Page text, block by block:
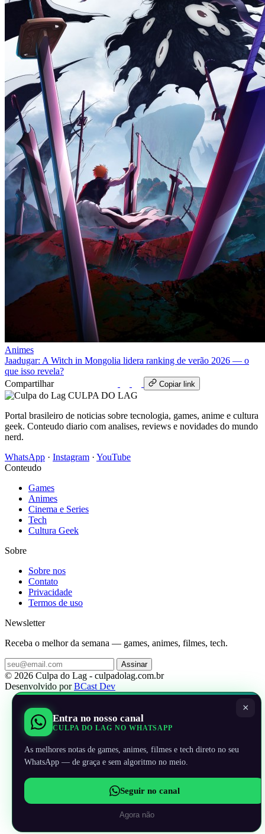
Animes
Jaadugar: A Witch in Mongolia lidera ranking de verão 2026 — o
que isso revela?
Compartilhar
Copiar link
CULPA DO LAG
Portal brasileiro de noticias sobre tecnologia, games, anime e cultura
geek. Conteudo diario com analises, reviews e novidades do mundo
nerd.
WhatsApp · Instagram · YouTube
Conteudo
Games
Animes
Cinema e Series
Tech
Cultura Geek
Sobre
Sobre nos
Contato
Privacidade
Termos de uso
Newsletter
Receba o melhor da semana — games, animes, filmes, tech.
Assinar
© 2026 Culpa do Lag - culpadolag.com.br
Desenvolvido porBCast Dev
×
Entra no nosso canal
CULPA DO LAG NO WHATSAPP
As melhores notas de games, animes, filmes e tech direto no seu
WhatsApp — de graça e sem algoritmo no meio.
Seguir no canal
Agora não